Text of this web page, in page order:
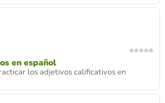
en español
los adjetivos calificativos en